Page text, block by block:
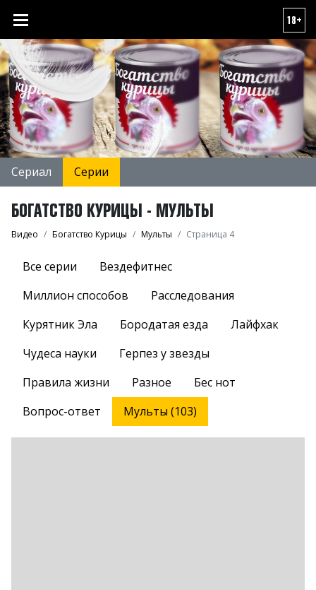
18+
Сериал Серии
БОГАТСТВО КУРИЦЫ - МУЛЬТЫ
Видео Богатство Курицы Мульты Страница 4
Все серии
Вездефитнес
Миллион способов
Расследования
Курятник Эла
Бородатая езда
Лайфхак
Чудеса науки
Герпез у звезды
Правила жизни
Разное
Бес нот
Вопрос-ответ
Мульты (103)